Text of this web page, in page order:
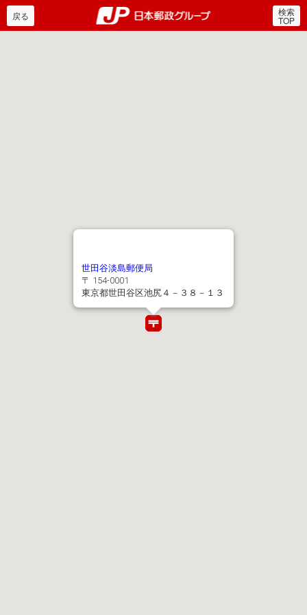
郵便局・日本郵政グルー
戻る 検索
TOP
世田谷淡島郵便局
〒 154-0001
東京都世田谷区池尻４－３８－１３